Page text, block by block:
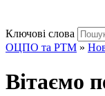
Ключові слова
ОЦПО та РТМ »
Вітаємо